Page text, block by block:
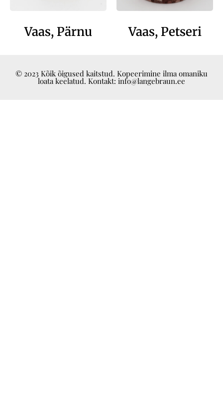
Vaas, Pärnu Vaas, Petseri
© 2023 Kõik õigused kaitstud. Kopeerimine ilma omaniku
loata keelatud. Kontakt: info@langebraun.ee